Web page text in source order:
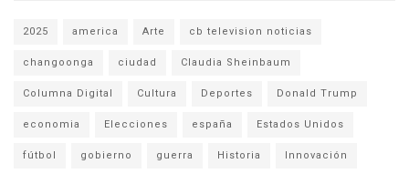
2025 america Arte cb television noticias
changoonga ciudad Claudia Sheinbaum
Columna Digital Cultura Deportes Donald Trump
economia Elecciones españa Estados Unidos
fútbol gobierno guerra Historia Innovación